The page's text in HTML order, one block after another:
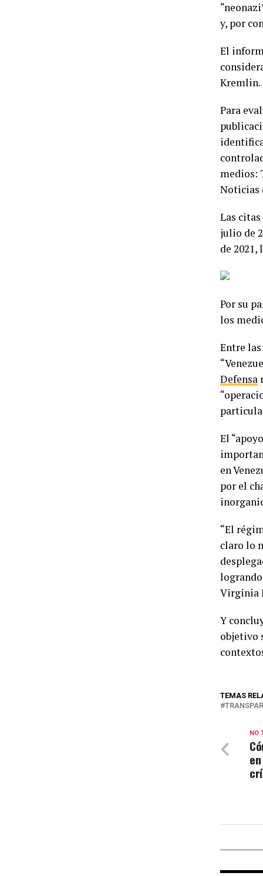
y, por
El
Kremlin.
Para
medios:
Noticias
Las
julio de
de
Por su
los
Entre
Defensa
El
en
por el
“El
claro lo
Virginia
Y
objetivo
TEMAS
NO